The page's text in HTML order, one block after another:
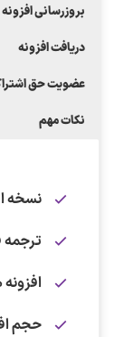
بروزرسانی افزونه
دریافت افزونه
عضویت حق
نکات مهم
نسخه
ترجمه
حجم